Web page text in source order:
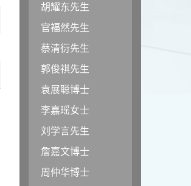
胡耀东先生
官福然先生
蔡清衍先生
郭俊祺先生
袁展聪博士
李嘉瑶女士
刘学言先生
詹嘉文博士
周仲华博士